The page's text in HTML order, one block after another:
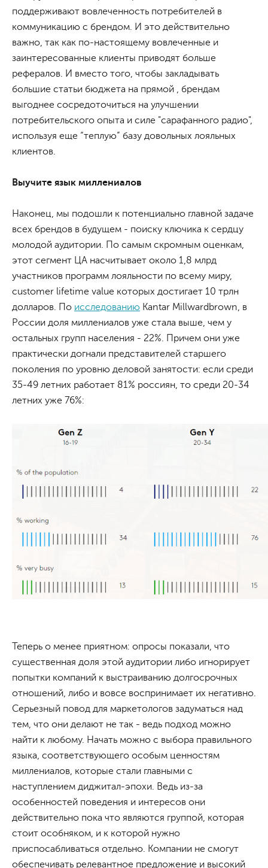
поддерживают вовлеченность потребителей в
коммуникацию с брендом. И это действительно
важно, так как по-настоящему вовлеченные и
заинтересованные клиенты приводят больше
рефералов. И вместо того, чтобы закладывать
большие статьи бюджета на прямой , брендам
выгоднее сосредоточиться на улучшении
потребительского опыта и силе "сарафанного радио",
используя еще “теплую” базу довольных лояльных
клиентов.
Выучите язык миллениалов
Наконец, мы подошли к потенциально главной задаче
всех брендов в будущем - поиску ключика к сердцу
молодой аудитории. По самым скромным оценкам,
этот сегмент ЦА насчитывает около 1,8 млрд
участников программ лояльности по всему миру,
customer lifetime value которых достигает 10 трлн
долларов. По исследованию Kantar Millwardbrown, в
России доля миллениалов уже стала выше, чем у
остальных групп населения - 22%. Причем они уже
практически догнали представителей старшего
поколения по уровню деловой занятости: если среди
35-49 летних работает 81% россиян, то среди 20-34
летних уже 76%:
Теперь о менее приятном: опросы показали, что
существенная доля этой аудитории либо игнорирует
попытки компаний к выстраиванию долгосрочных
отношений, либо и вовсе воспринимает их негативно.
Серьезный повод для маркетологов задуматься над
тем, что они делают не так - ведь подход можно
найти к любому. Начать можно с выбора правильного
языка, соответствующего особым ценностям
миллениалов, которые стали главными с
наступлением диджитал-эпохи. Ведь из-за
особенностей поведения и интересов они
действительно пока что являются группой, которая
стоит особняком, и к которой нужно
приспосабливаться отдельно. Компании не смогут
обеспечивать релевантное предложение и высокий